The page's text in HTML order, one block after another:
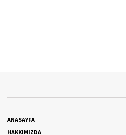
ANASAYFA
HAKKIMIZDA